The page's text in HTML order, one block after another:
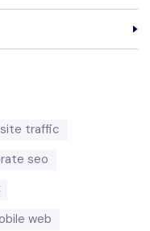
traffic
seo
web